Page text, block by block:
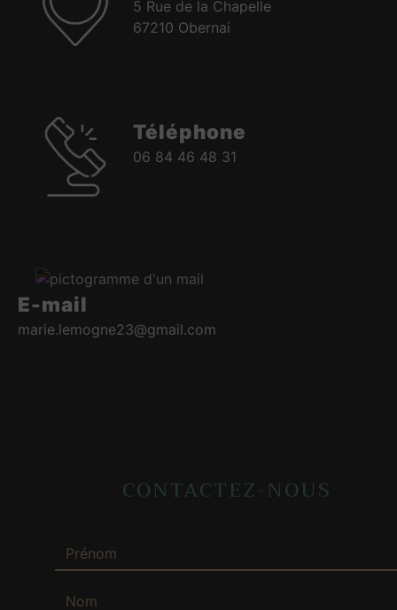
5 Rue de la Chapelle
67210 Obernai
Téléphone
06 84 46 48 31
E-mail
marie.lemogne23@gmail.com
CONTACTEZ-NOUS